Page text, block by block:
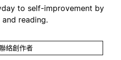
to self-improvement by
reading.
絡創作者